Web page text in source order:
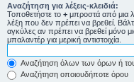
Αναζήτηση για λέξεις-κλειδιά:
Τοποθετήστε το + μπροστά από μια
λέξη που δεν πρέπει να βρεθεί.
αγκύλες αν πρέπει να βρεθεί μόνο
μπαλαντέρ για μερική αντιστοιχία.
Αναζήτηση όλων των όρων ή
Αναζήτηση οποιουδήποτε όρου